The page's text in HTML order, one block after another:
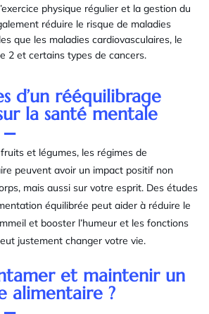
physique régulier et la gestion du
réduire le risque de maladies
que les maladies cardiovasculaires, le
2 et certains types de cancers.
d’un rééquilibrage
la santé mentale
et légumes, les régimes de
peuvent avoir un impact positif non
mais aussi sur votre esprit. Des études
équilibrée peut aider à réduire le
et booster l’humeur et les fonctions
justement changer votre vie.
et maintenir un
alimentaire ?